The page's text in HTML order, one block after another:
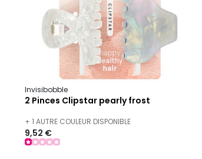
Invisibobble
2 Pinces Clipstar pearly frost
+ 1 AUTRE COULEUR DISPONIBLE
9,52 €